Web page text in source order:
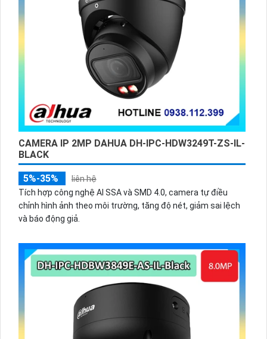
CAMERA IP 2MP DAHUA DH-IPC-HDW3249T-ZS-IL-
BLACK
5%-35%
liên hệ
Tích hợp công nghệ AI SSA và SMD 4.0, camera tự điều
chỉnh hình ảnh theo môi trường, tăng độ nét, giảm sai lệch
và báo động giả.